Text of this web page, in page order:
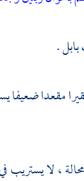
.
مقعدا
، لا يستريب